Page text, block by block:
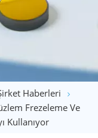
Haberleri
Frezeleme Ve
Kullanıyor